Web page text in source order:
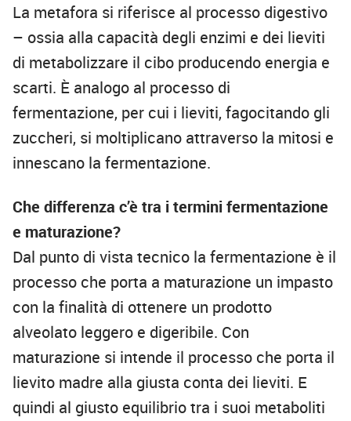
La metafora si riferisce al processo digestivo
– ossia alla capacità degli enzimi e dei lieviti
di metabolizzare il cibo producendo energia e
scarti. È analogo al processo di
fermentazione, per cui i lieviti, fagocitando gli
zuccheri, si moltiplicano attraverso la mitosi e
innescano la fermentazione.
Che differenza c’è tra i termini fermentazione
e maturazione?
Dal punto di vista tecnico la fermentazione è il
processo che porta a maturazione un impasto
con la finalità di ottenere un prodotto
alveolato leggero e digeribile. Con
maturazione si intende il processo che porta il
lievito madre alla giusta conta dei lieviti. E
quindi al giusto equilibrio tra i suoi metaboliti